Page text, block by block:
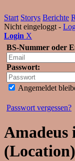
Start Storys Berichte
Nicht eingeloggt -
Login X
BS-Nummer oder
Passwort:
Angemeldet
Passwort vergessen?